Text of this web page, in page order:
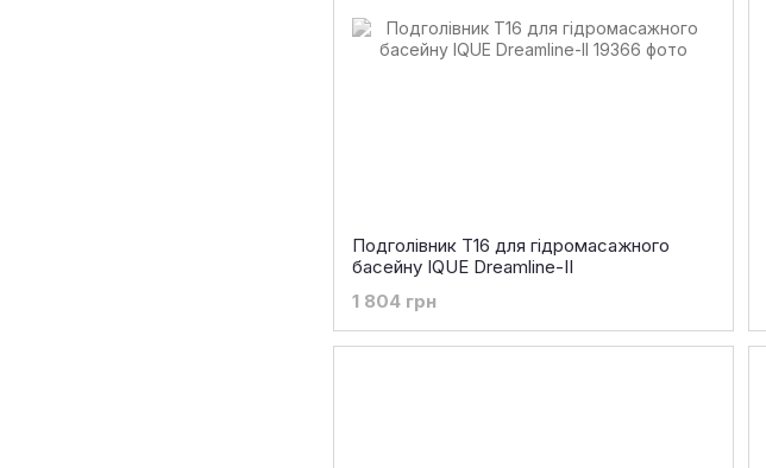
Подголівник T16 для гідромасажного
басейну IQUE Dreamline-II
1 804 грн